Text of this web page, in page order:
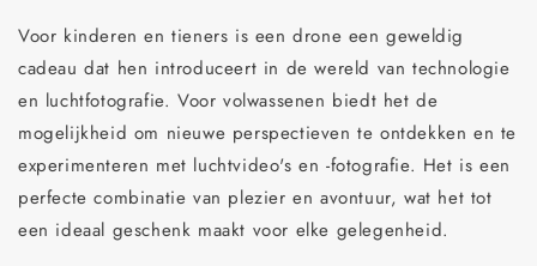
Voor kinderen en tieners is een drone een geweldig
cadeau dat hen introduceert in de wereld van technologie
en luchtfotografie. Voor volwassenen biedt het de
mogelijkheid om nieuwe perspectieven te ontdekken en te
experimenteren met luchtvideo's en -fotografie. Het is een
perfecte combinatie van plezier en avontuur, wat het tot
een ideaal geschenk maakt voor elke gelegenheid.